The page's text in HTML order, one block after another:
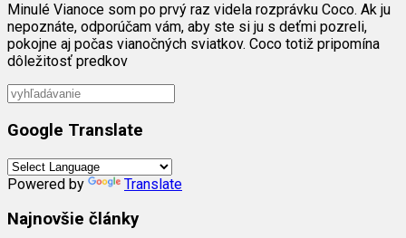
Minulé Vianoce som po prvý raz videla rozprávku Coco. Ak ju
nepoznáte, odporúčam vám, aby ste si ju s deťmi pozreli,
pokojne aj počas vianočných sviatkov. Coco totiž pripomína
dôležitosť predkov
Google Translate
Powered by Translate
Najnovšie články